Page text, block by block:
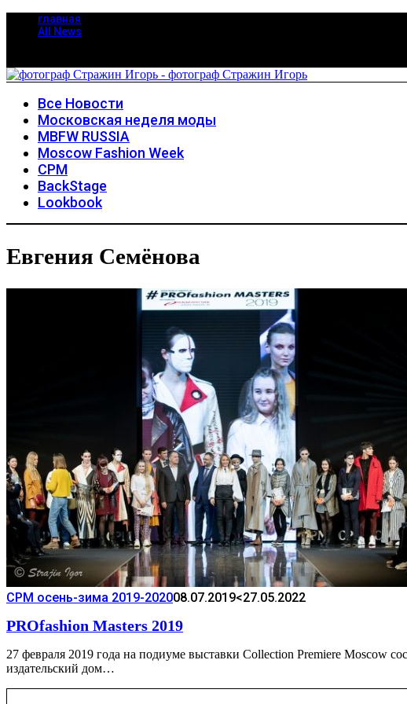
главная
All News
Все Новости
Московская неделя моды
MBFW RUSSIA
Moscow Fashion Week
CPM
BackStage
Lookbook
Евгения Семёнова
CPM осень-зима 2019-202008.07.2019<27.05.2022
PROfashion Masters 2019
27 февраля 2019 года на подиуме выставки Collection Premiere Moscow
издательский дом…